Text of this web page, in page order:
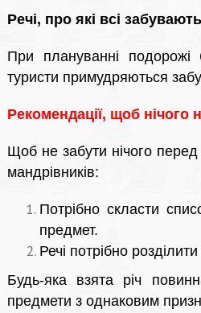
Речі, про які всі
При плануванні подорожі
туристи примудряються
Рекомендації, щоб нічого
Щоб не забути нічого перед
мандрівників:
Потрібно скласти
предмет.
Речі потрібно
Будь-яка взята річ
предмети з однаковим